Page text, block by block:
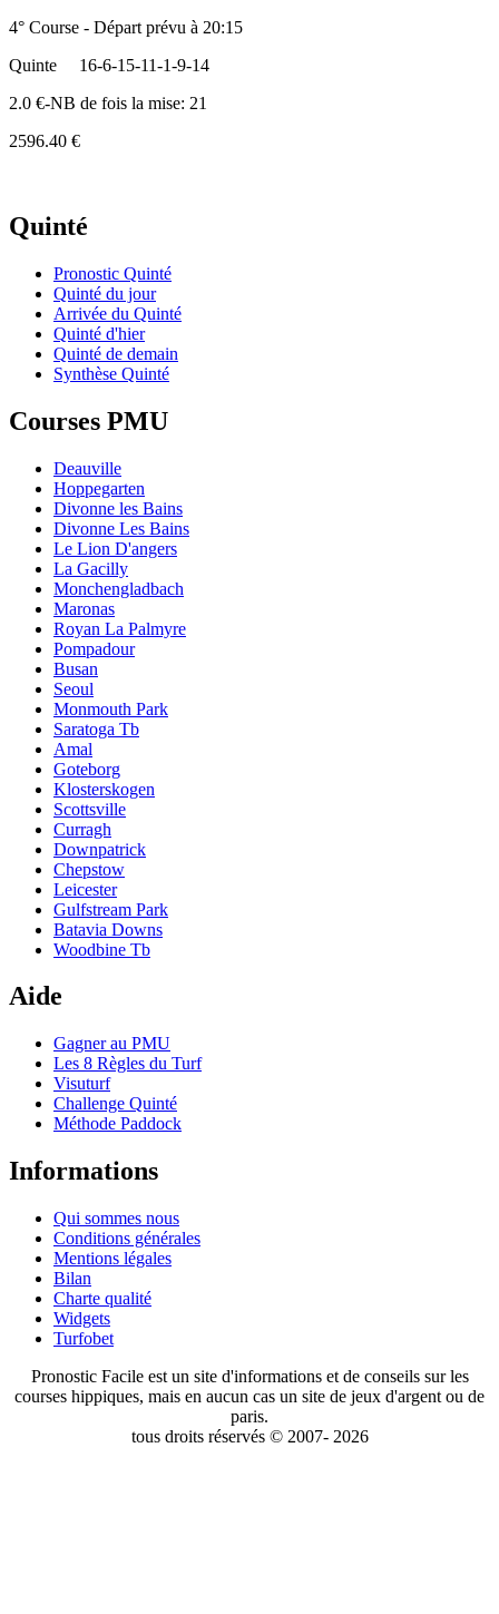
4° Course - Départ prévu à 20:15
Quinte
16-6-15-11-1-9-14
2.0 €-NB de fois la mise: 21
2596.40 €
Quinté
Pronostic Quinté
Quinté du jour
Arrivée du Quinté
Quinté d'hier
Quinté de demain
Synthèse Quinté
Courses PMU
Deauville
Hoppegarten
Divonne les Bains
Divonne Les Bains
Le Lion D'angers
La Gacilly
Monchengladbach
Maronas
Royan La Palmyre
Pompadour
Busan
Seoul
Monmouth Park
Saratoga Tb
Amal
Goteborg
Klosterskogen
Scottsville
Curragh
Downpatrick
Chepstow
Leicester
Gulfstream Park
Batavia Downs
Woodbine Tb
Aide
Gagner au PMU
Les 8 Règles du Turf
Visuturf
Challenge Quinté
Méthode Paddock
Informations
Qui sommes nous
Conditions générales
Mentions légales
Bilan
Charte qualité
Widgets
Turfobet
Pronostic Facile est un site d'informations et de conseils sur les
courses hippiques, mais en aucun cas un site de jeux d'argent ou de
paris.
tous droits réservés © 2007- 2026